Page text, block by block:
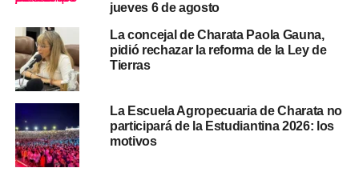
inestabilidad —25% de probabilidad de lluvia— y una
máxima de 18,6°C. El viernes 12 será la jornada más
despejada de la semana, con solo 5% de probabilidad de
precipitaciones y la máxima más alta del período: 20,9°C.
El patrón confirma una
semana invernal fresca y
relativamente secapara Charata y eldepartamento
Chacabuco , con temperaturas nocturnas que podrían
acercarse a los 10°C en los días más fríos.
jueves 6 de agosto
La concejal de Charata Paola Gauna,
pidió rechazar la reforma de la Ley de
Tierras
La Escuela Agropecuaria de Charata no
participará de la Estudiantina 2026: los
motivos